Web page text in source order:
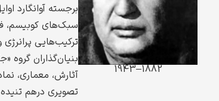
1882–1943
برجسته آوانگارد
سبک‌های کوبیسم،
ترکیب‌هایی پرانرژی
بنیان‌گذاران گروه
آثارش، معماری،
تصویری درهم